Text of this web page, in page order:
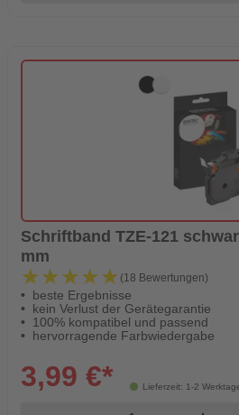
Schriftband TZE-121
mm
★★★★★
★★★★★ (18 Bewertungen)
beste Ergebnisse
kein Verlust der Gerätegarantie
100% kompatibel und passend
hervorragende Farbwiedergabe
Lieferzeit: 1-2
3,99 €*